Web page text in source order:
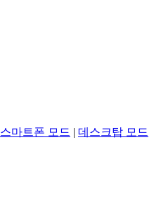
스마트폰 모드 | 데스크탑 모드